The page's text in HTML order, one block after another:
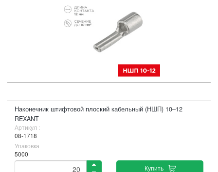
Наконечник штифтовой плоский кабельный (НШП) 10–12
REXANT
Артикул :
08-1718
Упаковка
5000
Купить